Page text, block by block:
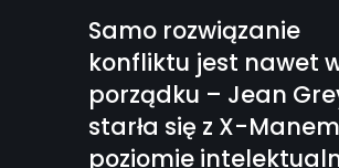
Samo rozwiązanie
konfliktu jest nawet
porządku – Jean
starła się z X-
poziomie